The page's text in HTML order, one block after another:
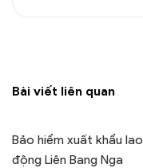
Bài viết liên quan
Bảo hiểm xuất khẩu lao
động Liên Bang Nga